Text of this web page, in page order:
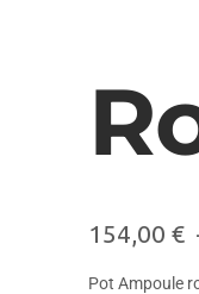
154,00 €
Pot Ampoule